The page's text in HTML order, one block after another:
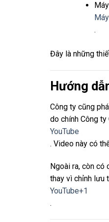
.
Đây là những
Hướng
Công ty cũng
do chính Công
YouTube
. Video này có
Ngoài ra, còn có
thay vì chỉnh lưu
YouTube+1
.